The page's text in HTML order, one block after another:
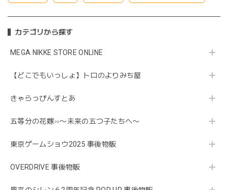
カテゴリから探す
MEGA NIKKE STORE ONLINE
【どこでもいっしょ】トロのよりみち屋
きゃらっぴんすとあ
五等分の花嫁∽〜未来の五つ子たちへ〜
東京ゲームショウ2025 事後物販
OVERDRIVE 事後物販